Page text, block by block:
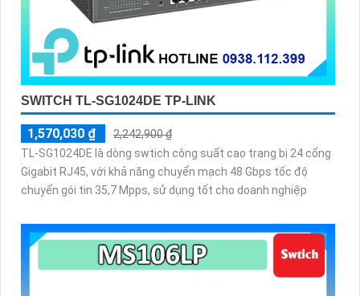
SWITCH TL-SG1024DE TP-LINK
1,570,030 ₫
2,242,900 ₫
TL-SG1024DE là dòng swtich công suất cao trang bị 24 cổng
Gigabit RJ45, với khả năng chuyển mạch 48 Gbps tốc độ
chuyển gói tin 35,7 Mpps, sử dụng tốt cho doanh nghiệp